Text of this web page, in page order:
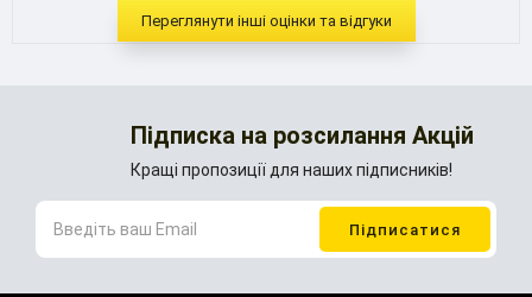
Переглянути інші оцінки та відгуки
Підписка на розсилання Акцій
Кращі пропозиції для наших підписників!